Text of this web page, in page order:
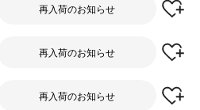
再入荷のお知らせ
再入荷のお知らせ
再入荷のお知らせ